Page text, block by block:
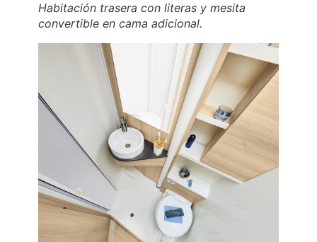
Habitación trasera con literas y mesita
convertible en cama adicional.